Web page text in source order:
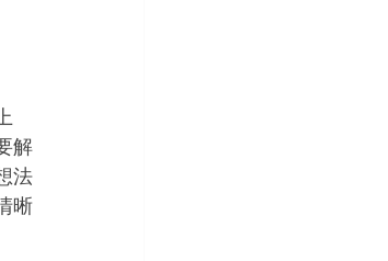
解
法
晰